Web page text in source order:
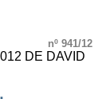
nº 941/12
DE DAVID